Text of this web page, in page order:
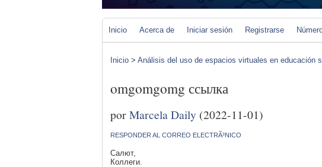
Inicio Acerca de Iniciar sesión Registrarse
Inicio > Análisis del uso de espacios virtuales en educación
omgomgomg ссылка
porMarcela Daily (2022-11-01)
RESPONDER AL CORREO ELECTRÃ³NICO
Салют,
Коллеги.